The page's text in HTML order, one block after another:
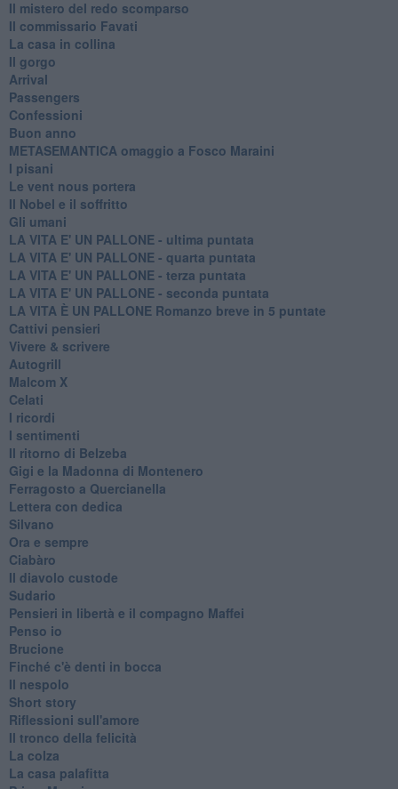
Il mistero del redo scomparso
Il commissario Favati
La casa in collina
Il gorgo
Arrival
Passengers
Confessioni
Buon anno
METASEMANTICA omaggio a Fosco Maraini
I pisani
Le vent nous portera
Il Nobel e il soffritto
Gli umani
LA VITA E' UN PALLONE - ultima puntata
LA VITA E' UN PALLONE - quarta puntata
LA VITA E' UN PALLONE - terza puntata
LA VITA E' UN PALLONE - seconda puntata
LA VITA È UN PALLONE Romanzo breve in 5 puntate
Cattivi pensieri
Vivere & scrivere
Autogrill
Malcom X
Celati
I ricordi
I sentimenti
Il ritorno di Belzeba
Gigi e la Madonna di Montenero
Ferragosto a Quercianella
Lettera con dedica
Silvano
Ora e sempre
Ciabàro
Il diavolo custode
Sudario
Pensieri in libertà e il compagno Maffei
Penso io
Brucione
Finché c'è denti in bocca
Il nespolo
Short story
Riflessioni sull'amore
Il tronco della felicità
La colza
La casa palafitta